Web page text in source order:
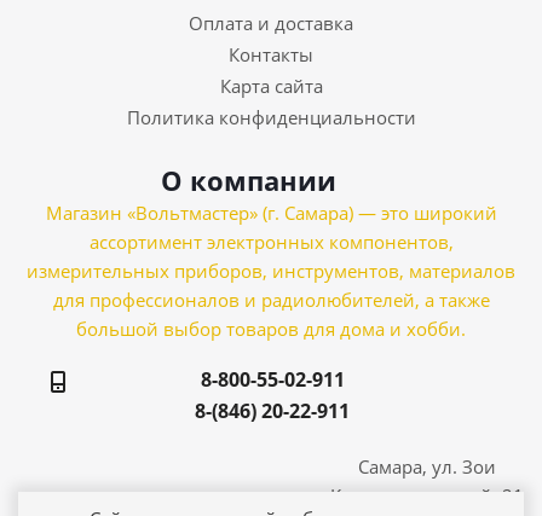
Оплата и доставка
Контакты
Карта сайта
Политика конфиденциальности
О компании
Магазин «Вольтмастер» (г. Самара) — это широкий
ассортимент электронных компонентов,
измерительных приборов, инструментов, материалов
для профессионалов и радиолюбителей, а также
большой выбор товаров для дома и хобби.
8-800-55-02-911
8-(846) 20-22-911
Самара, ул. Зои
Космодемьянской, 21